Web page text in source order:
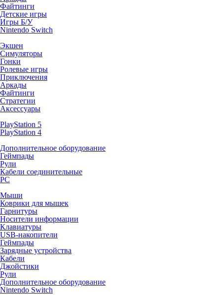
Файтинги
Детские игры
Игры Б/У
Nintendo Switch
Экшен
Симуляторы
Гонки
Ролевые игры
Приключения
Аркады
Файтинги
Стратегии
Аксессуары
PlayStation 5
PlayStation 4
Дополнительное оборудование
Геймпады
Рули
Кабели соединительные
PC
Мыши
Коврики для мышек
Гарнитуры
Носители информации
Клавиатуры
USB-накопители
Геймпады
Зарядные устройства
Кабели
Джойстики
Рули
Дополнительное оборудование
Nintendo Switch